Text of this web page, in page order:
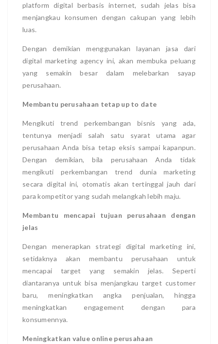
platform digital berbasis internet, sudah jelas bisa
menjangkau konsumen dengan cakupan yang lebih
luas.
Dengan demikian menggunakan layanan jasa dari
digital marketing agency ini, akan membuka peluang
yang semakin besar dalam melebarkan sayap
perusahaan.
Membantu perusahaan tetap up to date
Mengikuti trend perkembangan bisnis yang ada,
tentunya menjadi salah satu syarat utama agar
perusahaan Anda bisa tetap eksis sampai kapanpun.
Dengan demikian, bila perusahaan Anda tidak
mengikuti perkembangan trend dunia marketing
secara digital ini, otomatis akan tertinggal jauh dari
para kompetitor yang sudah melangkah lebih maju.
Membantu mencapai tujuan perusahaan dengan
jelas
Dengan menerapkan strategi digital marketing ini,
setidaknya akan membantu perusahaan untuk
mencapai target yang semakin jelas. Seperti
diantaranya untuk bisa menjangkau target customer
baru, meningkatkan angka penjualan, hingga
meningkatkan engagement dengan para
konsumennya.
Meningkatkan value online perusahaan